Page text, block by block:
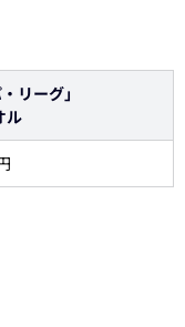
リーグ」
ル